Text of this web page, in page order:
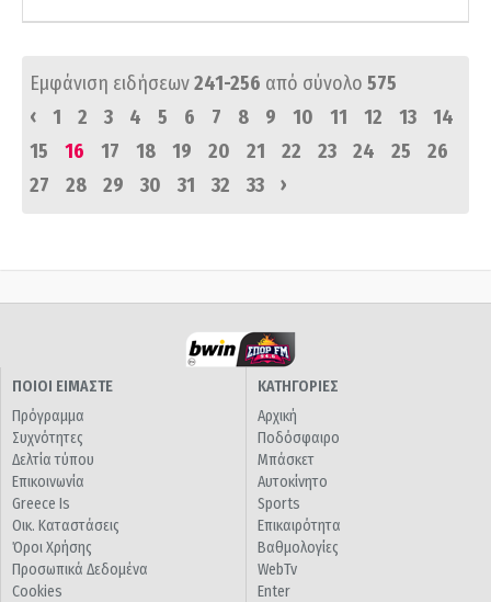
Εμφάνιση ειδήσεων241-256 από σύνολο 575
‹
1 2 3 4 5 6 7 8 9 10 11 12 13
14
15
16 17 18 19 20 21 22 23 24 25
26
27
28 29 30 31 32 33 ›
ΠΟΙΟΙ ΕΙΜΑΣΤΕ
Πρόγραμμα
Συχνότητες
Δελτία τύπου
Επικοινωνία
Greece Is
Οικ. Καταστάσεις
Όροι Χρήσης
Προσωπικά Δεδομένα
Cookies
ΚΑΤΗΓΟΡΙΕΣ
Αρχική
Ποδόσφαιρο
Μπάσκετ
Αυτοκίνητο
Sports
Επικαιρότητα
Βαθμολογίες
WebTv
Enter